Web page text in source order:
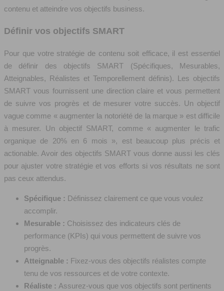
contenu et atteindre vos objectifs business.
Définir vos objectifs SMART
Pour que votre stratégie de contenu soit efficace, il est essentiel
de définir des objectifs SMART (Spécifiques, Mesurables,
Atteignables, Réalistes et Temporellement définis). Les objectifs
SMART vous fournissent une direction claire et vous permettent
de suivre vos progrès et de mesurer votre succès. Un objectif
vague comme « augmenter la notoriété de la marque » est difficile
à mesurer. Un objectif SMART, comme « augmenter le trafic
organique de 20% en 6 mois », est beaucoup plus précis et
actionable. Avoir des objectifs SMART vous donne aussi les clés
pour ajuster votre stratégie et vos efforts si vos résultats ne sont
pas ceux attendus.
Spécifique : Définissez clairement ce que vous voulez
accomplir.
Mesurable : Choisissez des indicateurs clés de
performance (KPIs) qui vous permettent de suivre vos
progrès.
Atteignable : Fixez-vous des objectifs réalistes compte
tenu de vos ressources et de votre contexte.
Réaliste : Assurez-vous que vos objectifs sont pertinents